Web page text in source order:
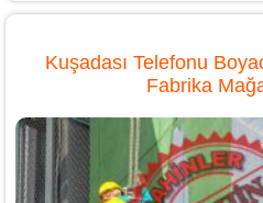
Kuşadası Telefonu
Fabrika